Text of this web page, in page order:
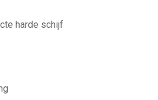
harde schijf